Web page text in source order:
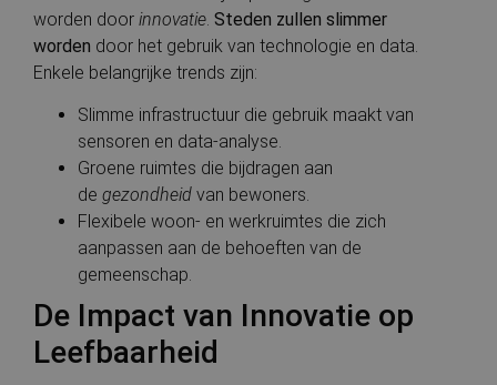
worden door innovatie. Steden zullen slimmer
worden door het gebruik van technologie en data.
Enkele belangrijke trends zijn:
Slimme infrastructuur die gebruik maakt van
sensoren en data-analyse.
Groene ruimtes die bijdragen aan
de gezondheid van bewoners.
Flexibele woon- en werkruimtes die zich
aanpassen aan de behoeften van de
gemeenschap.
De Impact van Innovatie op
Leefbaarheid